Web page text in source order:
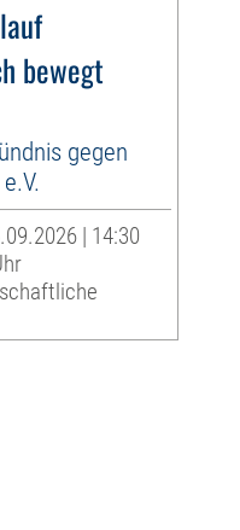
bewegt
gegen
| 14:30